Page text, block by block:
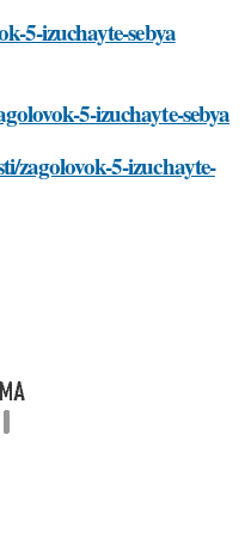
5-izuchayte-sebya
5-izuchayte-sebya
zagolovok-5-izuchayte-